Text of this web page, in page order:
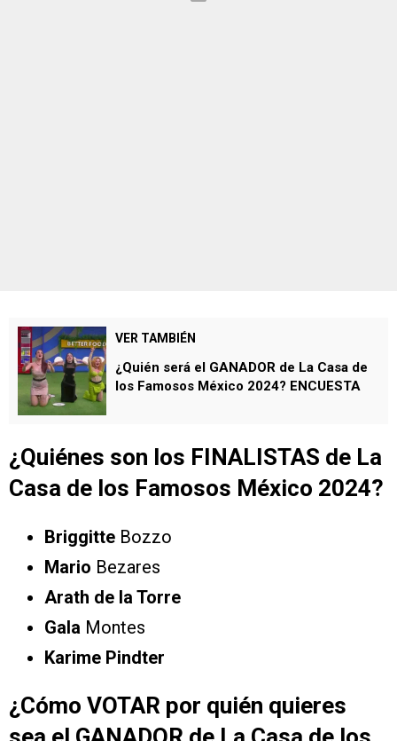
VER TAMBIÉN
¿Quién será el GANADOR de La Casa de
los Famosos México 2024? ENCUESTA￼
¿Quiénes son los FINALISTAS de La
Casa de los Famosos México 2024?
Briggitte Bozzo
Mario Bezares
Arath de la Torre
Gala Montes
Karime Pindter
¿Cómo VOTAR por quién quieres